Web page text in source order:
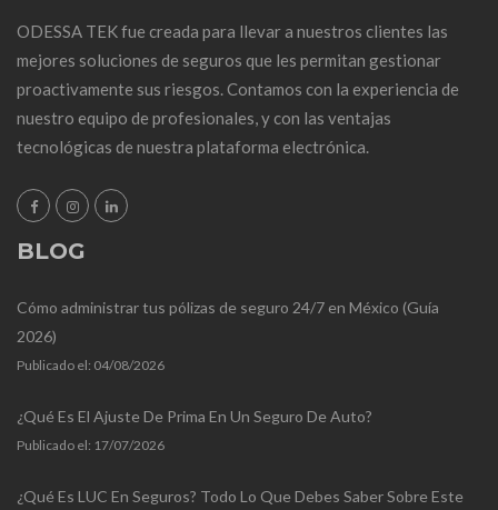
ODESSA TEK fue creada para llevar a nuestros clientes las
mejores soluciones de seguros que les permitan gestionar
proactivamente sus riesgos. Contamos con la experiencia de
nuestro equipo de profesionales, y con las ventajas
tecnológicas de nuestra plataforma electrónica.
BLOG
Cómo administrar tus pólizas de seguro 24/7 en México (Guía
2026)
Publicado el: 04/08/2026
¿Qué Es El Ajuste De Prima En Un Seguro De Auto?
Publicado el: 17/07/2026
¿Qué Es LUC En Seguros? Todo Lo Que Debes Saber Sobre Este